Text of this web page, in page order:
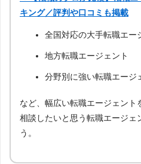
キング／評判や口コミも掲載
全国対応の大手転職エー
地方転職エージェント
分野別に強い転職エージ
など、幅広い転職エージェン
相談したいと思う転職エージェ
う。